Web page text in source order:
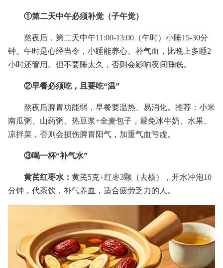
①第二天中午必须补觉（子午觉）
熬夜后，第二天中午11:00-13:00（午时）小睡15-30分
钟。午时是心经当令，小睡能养心、补气血，比晚上多睡2
小时还管用。但不要睡太久，否则会影响夜间睡眠。
②早餐必须吃，且要吃“温”
熬夜后脾胃功能弱，早餐要温热、易消化。推荐：小米
南瓜粥、山药粥、热豆浆+全麦包子，避免冰牛奶、水果、
凉拌菜，否则会损伤脾胃阳气，加重气血亏虚。
③喝一杯“补气水”
黄芪红枣水： 黄芪5克+红枣3颗（去核），开水冲泡10
分钟，代茶饮，补气养血，适合疲劳乏力的人。